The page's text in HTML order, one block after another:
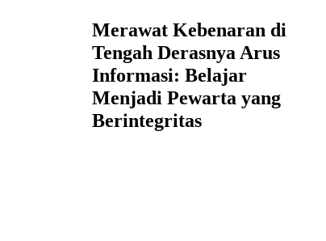
Merawat Kebenaran di
Tengah Derasnya Arus
Informasi: Belajar
Menjadi Pewarta yang
Berintegritas